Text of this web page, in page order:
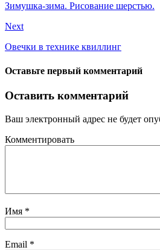
Зимушка-зима. Рисование шерстью.
Next
Овечки в технике квиллинг
Оставьте первый комментарий
Оставить комментарий
Ваш электронный адрес не будет
Комментировать
Имя *
Email *